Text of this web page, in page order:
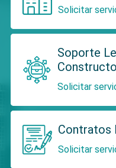
Solicitar
Soporte
Solicitar
Contratos
Solicitar